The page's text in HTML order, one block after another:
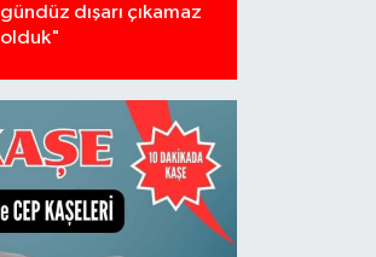
gündüz dışarı çıkamaz
olduk"